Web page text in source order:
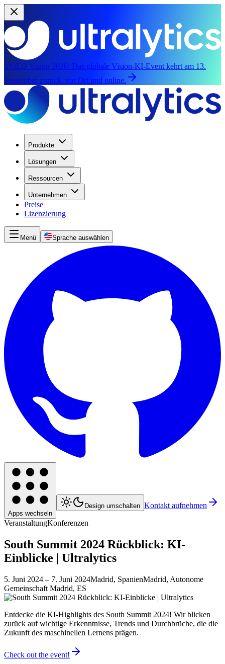
YOLO Vision 2026: Das globale Vision-KI-Event kehrt am 13.
September zurück, vor Ort und online.
Produkte
Lösungen
Ressourcen
Unternehmen
Preise
Lizenzierung
Menü Sprache auswählen
Apps wechseln
Design umschalten Kontakt aufnehmen
VeranstaltungKonferenzen
South Summit 2024 Rückblick: KI-
Einblicke | Ultralytics
5. Juni 2024 – 7. Juni 2024Madrid, SpanienMadrid, Autonome
Gemeinschaft Madrid, ES
Entdecke die KI-Highlights des South Summit 2024! Wir blicken
zurück auf wichtige Erkenntnisse, Trends und Durchbrüche, die die
Zukunft des maschinellen Lernens prägen.
Check out the event!